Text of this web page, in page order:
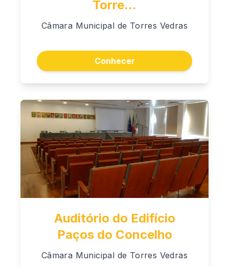
Torre...
Câmara Municipal de Torres Vedras
Conhecer
Auditório do Edifício
Paços do Concelho
Câmara Municipal de Torres Vedras